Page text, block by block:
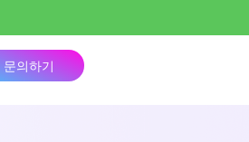
문의하기